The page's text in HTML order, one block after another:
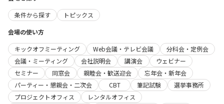
条件から探す
トピックス
会場の使い方
キックオフミーティング
Web会議・テレビ会議
分科会・定例会
会議・ミーティング
会社説明会 講演会
ウェビナー
セミナー
同窓会 親睦会・歓送迎会
忘年会・新年会
パーティー・懇親会・二次会
CBT 筆記試験
選挙事務所
プロジェクトオフィス
レンタルオフィス